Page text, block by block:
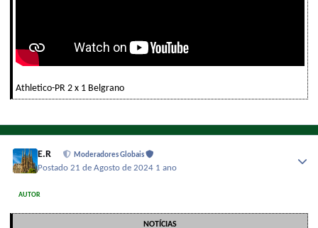
Athletico-PR 2 x 1 Belgrano
E.R Moderadores Globais
Postado21 de Agosto de 2024 1 ano
AUTOR
NOTÍCIAS